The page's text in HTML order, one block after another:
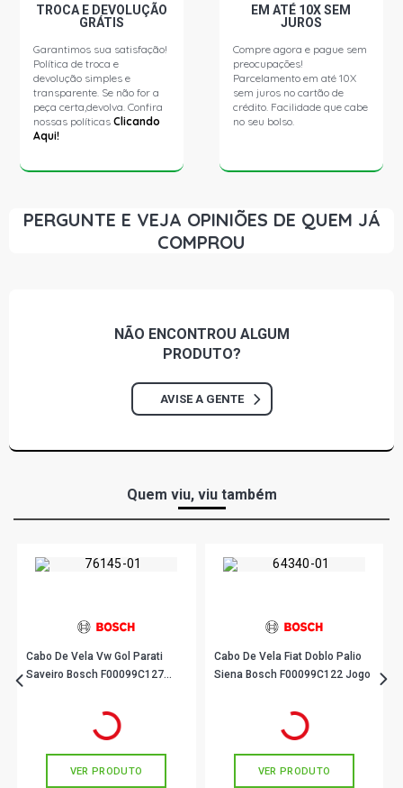
TROCA E DEVOLUÇÃO
GRÁTIS
Garantimos sua satisfação!
Política de troca e
devolução simples e
transparente. Se não for a
peça certa,devolva. Confira
nossas políticasClicando
Aqui!
EM ATÉ 10X SEM
JUROS
Compre agora e pague sem
preocupações!
Parcelamento em até 10X
sem juros no cartão de
crédito. Facilidade que cabe
no seu bolso.
PERGUNTE E VEJA OPINIÕES DE QUEM JÁ
COMPROU
NÃO ENCONTROU ALGUM
PRODUTO?
AVISE A GENTE
Quem viu, viu também
Cabo De Vela Vw Gol Parati
Saveiro Bosch F00099C127
em até 4x de
VER PRODUTO
Cabo De Vela Fiat Doblo Palio
Siena Bosch F00099C122 Jogo
em até 4x de
VER PRODUTO